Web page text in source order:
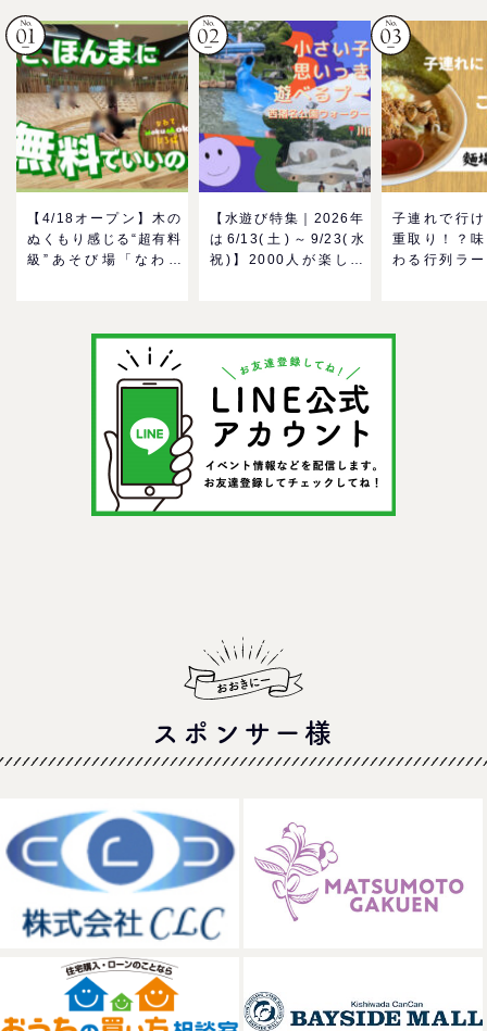
【4/18オープン】木の
ぬくもり感じる“超有料
級”あそび場「なわて
＠イオンモール四條畷
【水遊び特集｜2026年
は6/13(土)～9/23(水
祝)】2000人が楽しめ
公園ウォーターラン
ド」に行こう！＠兵庫
県川西市
子連れで行
重取り！？
わる行列ラ
スポンサー様